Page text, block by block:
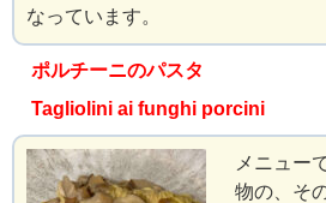
なっています。
ポルチーニのパスタ
Tagliolini ai funghi porcini
メニュー
物の、そ